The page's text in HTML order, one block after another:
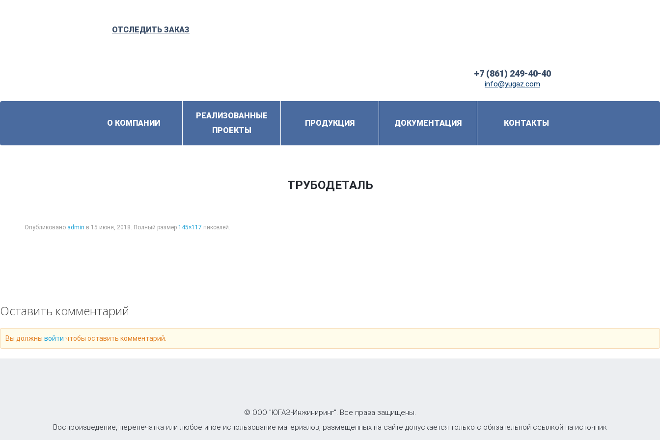
ОТСЛЕДИТЬ ЗАКАЗ
+7 (861) 249-40-40
info@yugaz.com
О КОМПАНИИ
РЕАЛИЗОВАННЫЕ
ПРОЕКТЫ
ПРОДУКЦИЯ ДОКУМЕНТАЦИЯ КОНТАКТЫ
ТРУБОДЕТАЛЬ
Опубликовано admin в 15 июня, 2018. Полный размер 145×117 пикселей.
Оставить комментарий
Вы должны войти чтобы оставить комментарий.
© ООО "ЮГАЗ-Инжиниринг". Все права защищены.
Воспроизведение, перепечатка или любое иное использование материалов, размещенных на сайте допускается только с обязательной ссылкой на источник